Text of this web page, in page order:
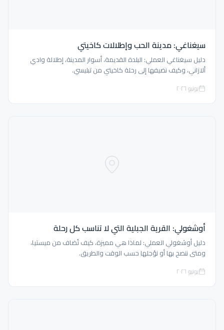
سيغناغي: مدينة الحب وإطلالات كاخيتي
دليل سيغناغي العملي: البلدة القديمة، أسوار المدينة، إطلالة وادي
ألازاني، وكيف نضيفها إلى رحلة كاخيتي من تبليسي.
يونيو ٢٠٢٦
أوشغولي: القرية الجبلية التي لا تناسب كل رحلة
دليل أوشغولي العملي: لماذا هي مميزة، كيف تُضاف من ميستيا،
ومتى ننصح بها أو نؤجلها حسب الوقت والطريق.
يونيو ٢٠٢٦